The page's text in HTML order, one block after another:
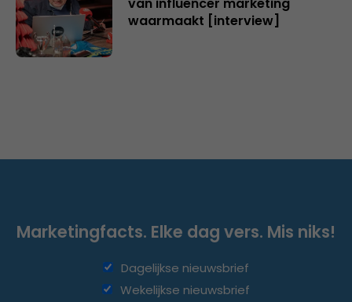
waarmaakt [interview]
Marketingfacts. Elke dag vers. Mis niks!
Dagelijkse nieuwsbrief
Wekelijkse nieuwsbrief